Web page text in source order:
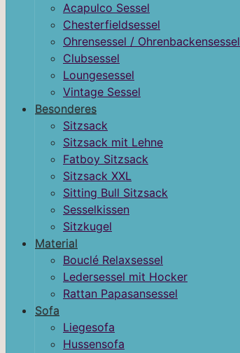
Acapulco Sessel
Chesterfieldsessel
Ohrensessel / Ohrenbackensessel
Clubsessel
Loungesessel
Vintage Sessel
Besonderes
Sitzsack
Sitzsack mit Lehne
Fatboy Sitzsack
Sitzsack XXL
Sitting Bull Sitzsack
Sesselkissen
Sitzkugel
Material
Bouclé Relaxsessel
Ledersessel mit Hocker
Rattan Papasansessel
Sofa
Liegesofa
Hussensofa